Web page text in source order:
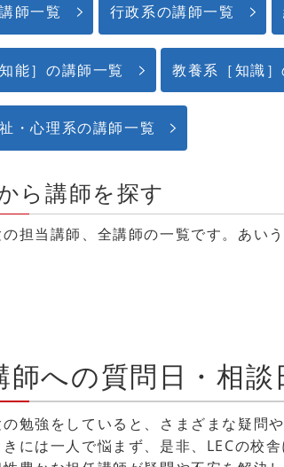
師一覧 行政系の講師一覧
能］の講師一覧 教養系［知識
・心理系の講師一覧
ら講師を探す
担当講師、全講師の一覧です。あい
師への質問日・相談
勉強をしていると、さまざまな疑問
には一人で悩まず、是非、LECの校